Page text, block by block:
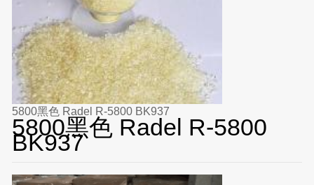
5800黑色 Radel R-5800 BK937
5800黑色 Radel R-5800
BK937